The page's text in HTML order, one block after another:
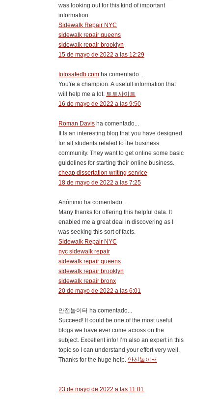
was looking out for this kind of important
information.
Sidewalk Repair NYC
sidewalk repair queens
sidewalk repair brooklyn
15 de mayo de 2022 a las 12:29
totosafedb.com ha comentado...
You're a champion. A usefull information that
will help me a lot. 토토사이트
16 de mayo de 2022 a las 9:50
Roman Davis ha comentado...
It Is an interesting blog that you have designed
for all students related to the business
community. They want to get online some basic
guidelines for starting their online business.
cheap dissertation writing service
18 de mayo de 2022 a las 7:25
Anónimo ha comentado...
Many thanks for offering this helpful data. It
enabled me a great deal in discovering as I
was seeking this sort of facts.
Sidewalk Repair NYC
nyc sidewalk repair
sidewalk repair queens
sidewalk repair brooklyn
sidewalk repair bronx
20 de mayo de 2022 a las 6:01
안전놀이터 ha comentado...
Succeed! It could be one of the most useful
blogs we have ever come across on the
subject. Excellent info! I’m also an expert in this
topic so I can understand your effort very well.
Thanks for the huge help. 안전놀이터
23 de mayo de 2022 a las 11:01